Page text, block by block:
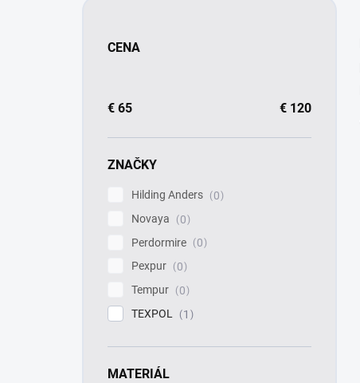
CENA
€ 65 € 120
ZNAČKY
Hilding Anders
0
Novaya
0
Perdormire
0
Pexpur
0
Tempur
0
TEXPOL
1
MATERIÁL